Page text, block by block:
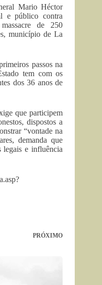
Mario Héctor
e público contra
de 250
município de La
passos na
tem com os
dos 36 anos de
que participem
dispostos a
“vontade na
demanda que
legais e influência
PRÓXIMO